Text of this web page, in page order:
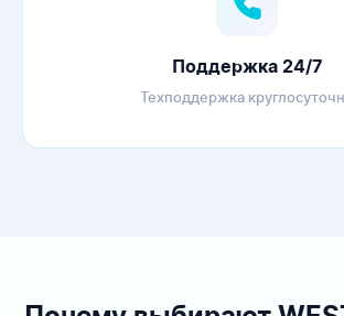
Поддержка 24/7
Техподдержка